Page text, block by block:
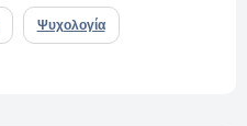
Ψυχολογία